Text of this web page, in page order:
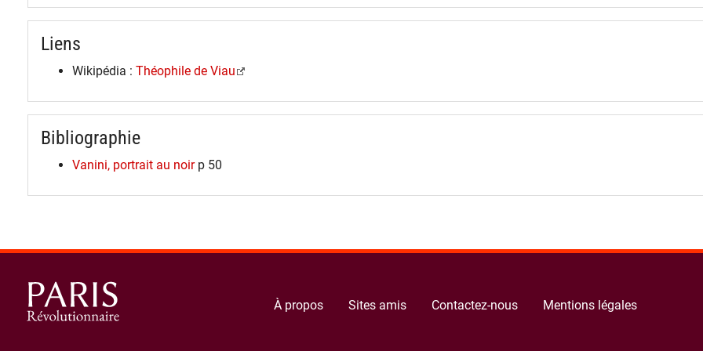
Liens
Wikipédia : Théophile de Viau
Bibliographie
Vanini, portrait au noirp 50
À propos Sites amis Contactez-nous Mentions légales